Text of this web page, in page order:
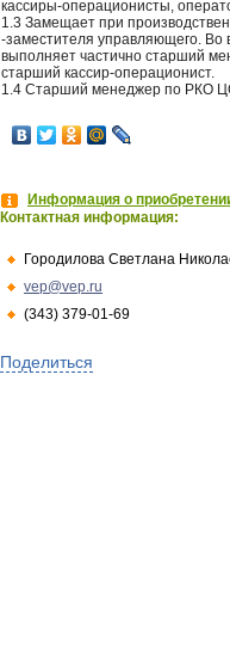
кассиры-операционисты,
1.3 Замещает при
-заместителя управляющего. Во
выполняет частично старший
старший кассир-операционист.
1.4 Старший менеджер по РКО
Информация о
Контактная информация:
Городилова Светлана
vep@vep.ru
(343) 379-01-69
Поделиться